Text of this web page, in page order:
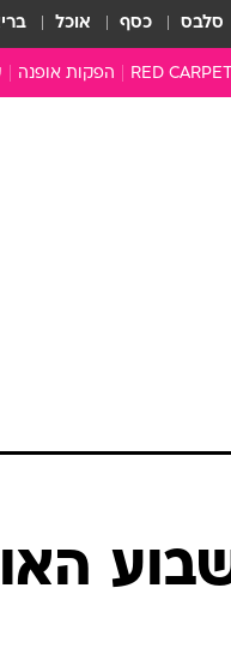
סלבס כסף אוכל
RED CARPET הפקות אופנה